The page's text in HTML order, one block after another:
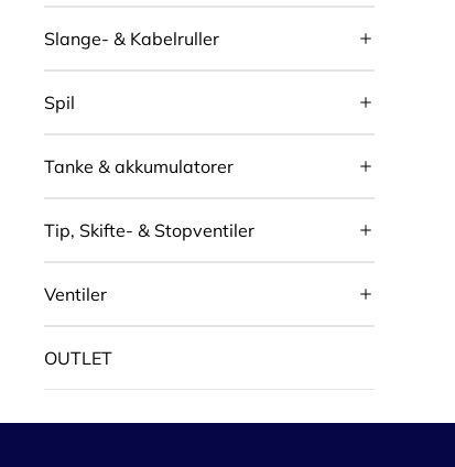
Slange- & Kabelruller
Spil
Tanke & akkumulatorer
Tip, Skifte- & Stopventiler
Ventiler
OUTLET